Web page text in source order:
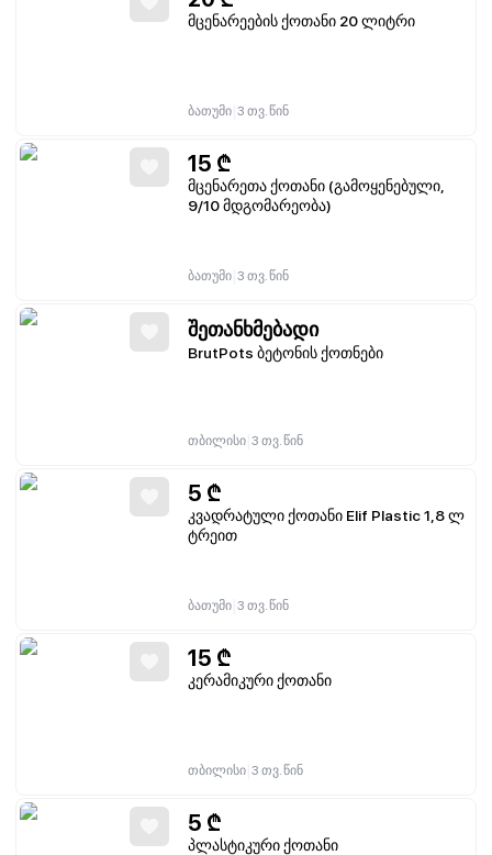
მცენარეების ქოთანი 20 ლიტრი
ბათუმი 3 თვ. წინ
15 ₾
მცენარეთა ქოთანი (გამოყენებული,
9/10 მდგომარეობა)
ბათუმი 3 თვ. წინ
შეთანხმებადი
BrutPots ბეტონის ქოთნები
თბილისი 3 თვ. წინ
5 ₾
კვადრატული ქოთანი Elif Plastic 1,8 ლ
ტრეით
ბათუმი 3 თვ. წინ
15 ₾
კერამიკური ქოთანი
თბილისი 3 თვ. წინ
5 ₾
პლასტიკური ქოთანი